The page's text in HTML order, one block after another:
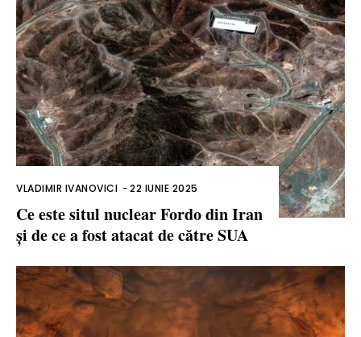
VLADIMIR IVANOVICI -22 IUNIE 2025
Ce este situl nuclear Fordo din Iran
și de ce a fost atacat de către SUA